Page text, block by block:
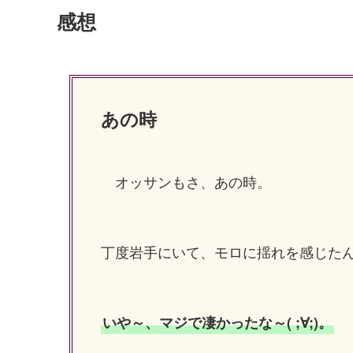
感想
あの時
オッサンもさ、あの時。
丁度岩手にいて、モロに揺れを感じた
いや～、マジで凄かったな～( ;∀;)。